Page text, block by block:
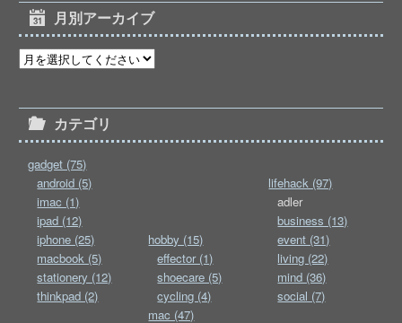
月別アーカイブ
カテゴリ
gadget (75)
android (5)
imac (1)
ipad (12)
iphone (25)
macbook (5)
stationery (12)
thinkpad (2)
hobby (15)
effector (1)
shoecare (5)
cycling (4)
lifehack (97)
adler
business (13)
event (31)
living (22)
mind (36)
social (7)
mac (47)